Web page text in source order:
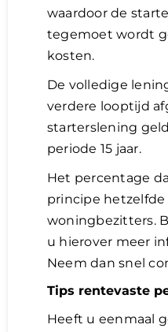
waardoor de
tegemoet wordt
kosten.
De volledige
verdere looptijd
starterslening
periode 15 jaar.
Het percentage
principe hetzelfde
woningbezitters.
u hierover meer
Neem dan snel
Tips rentevaste
Heeft u eenmaal